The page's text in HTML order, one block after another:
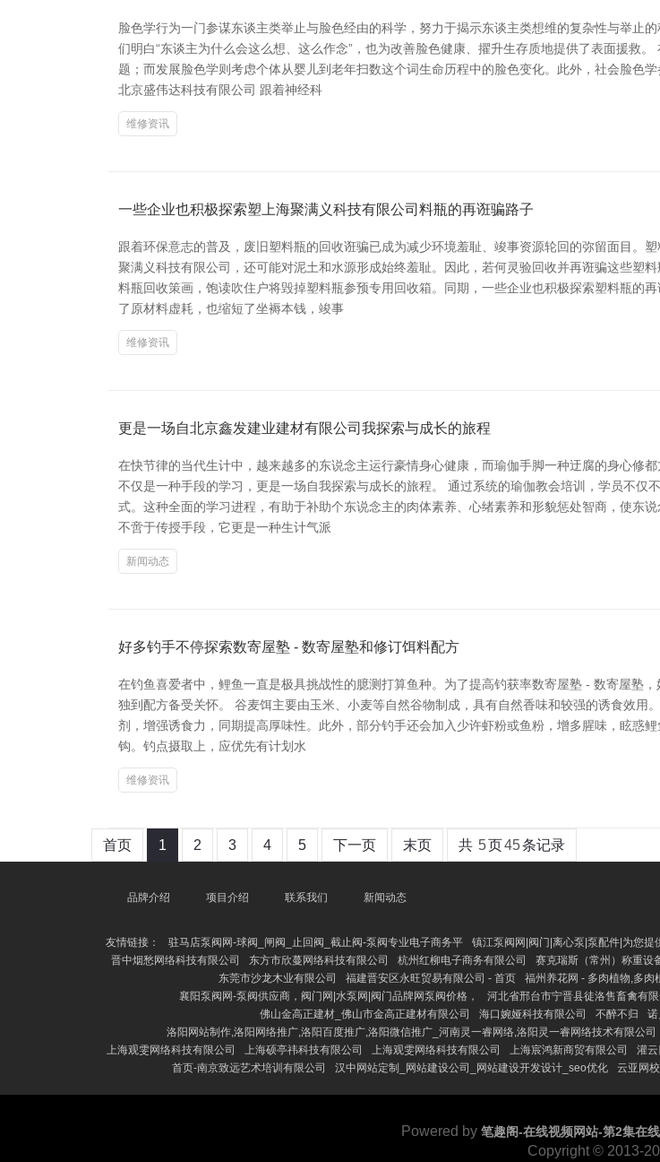
脸色学行为一门参谋东谈主类举止与脸色经由的科学，努力于揭示东谈主类想维的复杂性与举止
们明白“东谈主为什么会这么想、这么作念”，也为改善脸色健康、擢升生存质地提供了表面援救
题；而发展脸色学则考虑个体从婴儿到老年扫数这个词生命历程中的脸色变化。此外，社会脸色
北京盛伟达科技有限公司 跟着神经科
维修资讯
一些企业也积极探索塑上海聚满义科技有限公司料瓶的再诳骗路子
跟着环保意志的普及，废旧塑料瓶的回收诳骗已成为减少环境羞耻、竣事资源轮回的弥留面目。
聚满义科技有限公司，还可能对泥土和水源形成始终羞耻。因此，若何灵验回收并再诳骗这些塑
料瓶回收策画，饱读吹住户将毁掉塑料瓶参预专用回收箱。同期，一些企业也积极探索塑料瓶的
了原材料虚耗，也缩短了坐褥本钱，竣事
维修资讯
更是一场自北京鑫发建业建材有限公司我探索与成长的旅程
在快节律的当代生计中，越来越多的东说念主运行豪情身心健康，而瑜伽手脚一种迂腐的身心修
不仅是一种手段的学习，更是一场自我探索与成长的旅程。 通过系统的瑜伽教会培训，学员不
式。这种全面的学习进程，有助于补助个东说念主的肉体素养、心绪素养和形貌惩处智商，使东
不啻于传授手段，它更是一种生计气派
新闻动态
好多钓手不停探索数寄屋塾 - 数寄屋塾和修订饵料配方
在钓鱼喜爱者中，鲤鱼一直是极具挑战性的臆测打算鱼种。为了提高钓获率数寄屋塾 - 数寄屋塾
独到配方备受关怀。 谷麦饵主要由玉米、小麦等自然谷物制成，具有自然香味和较强的诱食效
剂，增强诱食力，同期提高厚味性。此外，部分钓手还会加入少许虾粉或鱼粉，增多腥味，眩惑
钩。钓点摄取上，应优先有计划水
维修资讯
首页 1 2 3 4 5 下一页 末页 共 5页45条记录
品牌介绍 项目介绍 联系我们 新闻动态
友情链接： 驻马店泵阀网-球阀_闸阀_止回阀_截止阀-泵阀专业电子商务平 镇江泵阀网|阀门|离心泵|泵配件|为您提
晋中烟愁网络科技有限公司
东方市欣蔓网络科技有限公司 杭州红柳电子商务有限公司 赛克瑞斯（常州）称重设
东莞市沙龙木业有限公司
福建晋安区永旺贸易有限公司 - 首页 福州养花网 - 多肉植物,多肉
襄阳泵阀网-泵阀供应商，阀门网|水泵网|阀门品牌网泵阀价格，
河北省邢台市宁晋县徒洛售畜禽有
佛山金高正建材_佛山市金高正建材有限公司
海口婉娅科技有限公司 不醉不归 诺
洛阳网站制作,洛阳网络推广,洛阳百度推广,洛阳微信推广_河南灵一睿网络,洛阳灵一睿网络技术有限公司
上海观雯网络科技有限公司
上海硕亭祎科技有限公司 上海观雯网络科技有限公司 上海宸鸿新商贸有限公司 灌
首页-南京致远艺术培训有限公司
汉中网站定制_网站建设公司_网站建设开发设计_seo优化 云亚网
Powered by 笔趣阁-在线视频网站-第2集在
Copyright © 2013-